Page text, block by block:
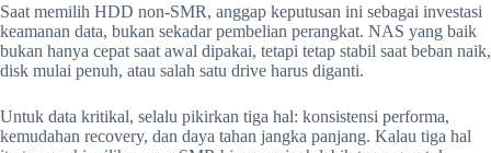
Saat memilih HDD non-SMR, anggap keputusan ini sebagai investasi
keamanan data, bukan sekadar pembelian perangkat. NAS yang baik
bukan hanya cepat saat awal dipakai, tetapi tetap stabil saat beban naik,
disk mulai penuh, atau salah satu drive harus diganti.
Untuk data kritikal, selalu pikirkan tiga hal: konsistensi performa,
kemudahan recovery, dan daya tahan jangka panjang. Kalau tiga hal